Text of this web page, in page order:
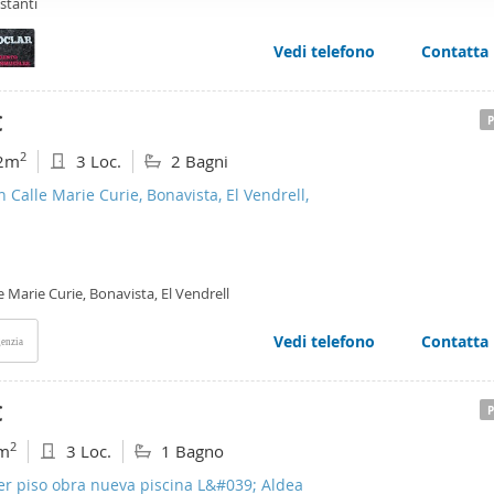
se usan para personalizar el contenido y los anuncios,
el tráfico. Además, compartimos información sobre el uso que
de redes sociales, publicidad y análisis web, quienes
que les haya proporcionado o que hayan recopilado a
Vedi telefono Contatta
2 3 Loc. 2 Bagni
Calle Marie Curie, Bonavista, El Vendrell,
Marie Curie, Bonavista, El Vendrell
Vedi telefono Contatta
2 3 Loc. 1 Bagno
piso obra nueva piscina L&#039; Aldea